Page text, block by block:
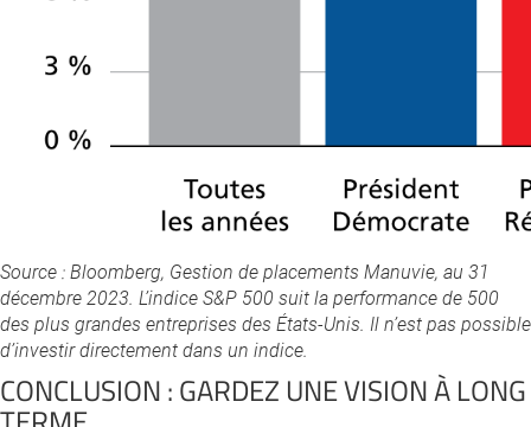
Source : Bloomberg, Gestion de placements Manuvie, au 31
décembre 2023. L’indice S&P 500 suit la performance de 500
des plus grandes entreprises des États-Unis. Il n’est pas possible
d’investir directement dans un indice.
CONCLUSION : GARDEZ UNE VISION À LONG